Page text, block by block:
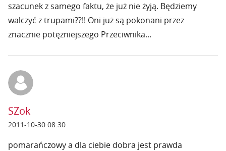
szacunek z samego faktu, że już nie żyją. Będziemy
walczyć z trupami??!! Oni już są pokonani przez
znacznie potężniejszego Przeciwnika...
SZok
2011-10-30 08:30
pomarańczowy a dla ciebie dobra jest prawda